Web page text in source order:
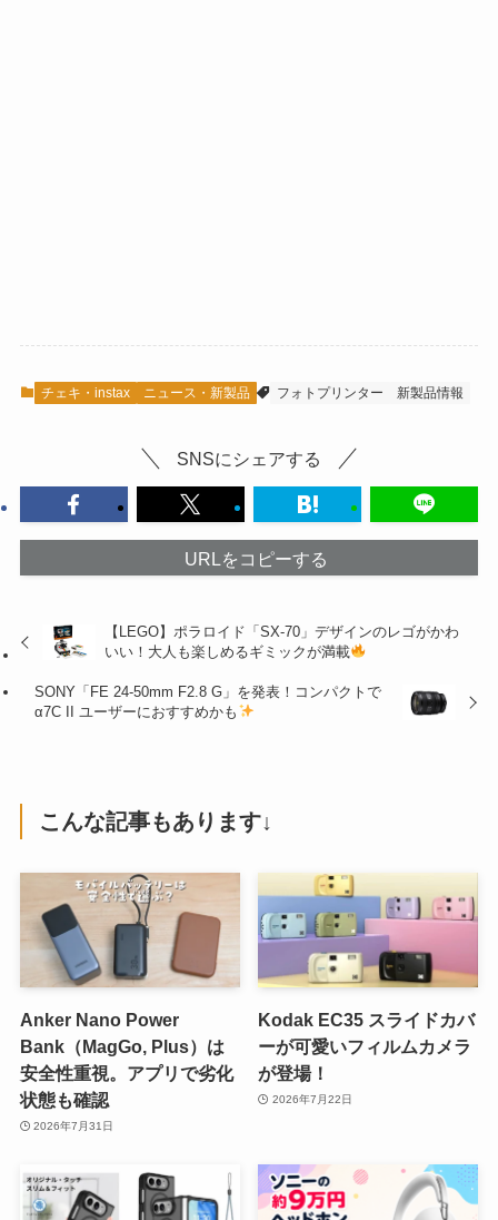
チェキ・instax ニュース・新製品 フォトプリンター 新製品情報
SNSにシェアする
URLをコピーする
【LEGO】ポラロイド「SX-70」デザインのレゴがかわ
いい！大人も楽しめるギミックが満載
SONY「FE 24-50mm F2.8 G」を発表！コンパクトで
α7C II ユーザーにおすすめかも
こんな記事もあります↓
Anker Nano Power
Bank（MagGo, Plus）は
安全性重視。アプリで劣化
状態も確認
2026年7月31日
Kodak EC35 スライドカバ
ーが可愛いフィルムカメラ
が登場！
2026年7月22日